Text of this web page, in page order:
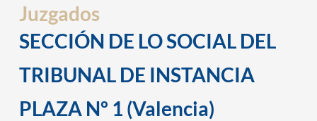
Juzgados
SECCIÓN DE LO SOCIAL DEL
TRIBUNAL DE INSTANCIA
PLAZA Nº 1 (Valencia)